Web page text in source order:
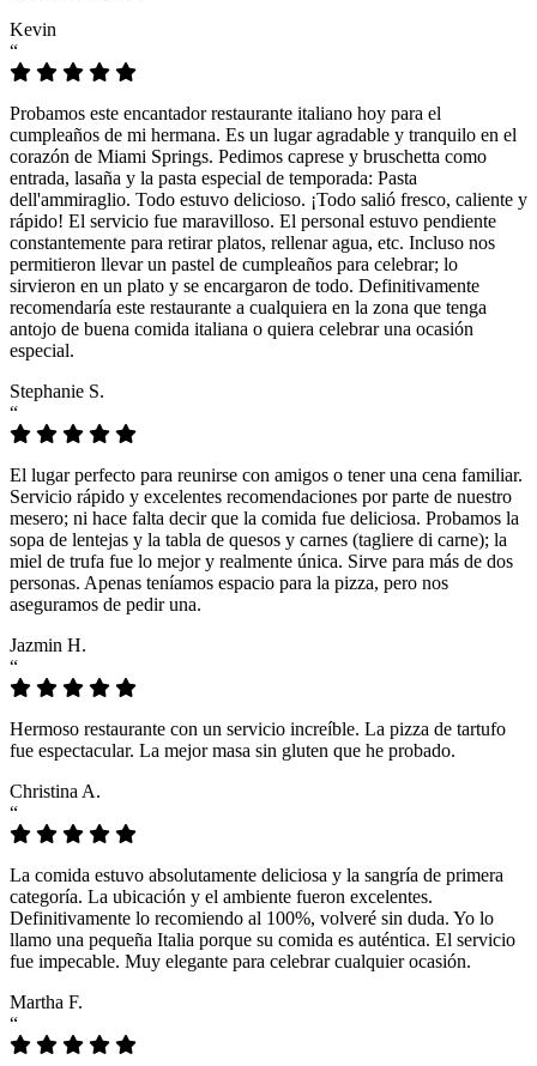
Kevin
“
Probamos este encantador restaurante italiano hoy para el
cumpleaños de mi hermana. Es un lugar agradable y tranquilo en el
corazón de Miami Springs. Pedimos caprese y bruschetta como
entrada, lasaña y la pasta especial de temporada: Pasta
dell'ammiraglio. Todo estuvo delicioso. ¡Todo salió fresco, caliente y
rápido! El servicio fue maravilloso. El personal estuvo pendiente
constantemente para retirar platos, rellenar agua, etc. Incluso nos
permitieron llevar un pastel de cumpleaños para celebrar; lo
sirvieron en un plato y se encargaron de todo. Definitivamente
recomendaría este restaurante a cualquiera en la zona que tenga
antojo de buena comida italiana o quiera celebrar una ocasión
especial.
Stephanie S.
“
El lugar perfecto para reunirse con amigos o tener una cena familiar.
Servicio rápido y excelentes recomendaciones por parte de nuestro
mesero; ni hace falta decir que la comida fue deliciosa. Probamos la
sopa de lentejas y la tabla de quesos y carnes (tagliere di carne); la
miel de trufa fue lo mejor y realmente única. Sirve para más de dos
personas. Apenas teníamos espacio para la pizza, pero nos
aseguramos de pedir una.
Jazmin H.
“
Hermoso restaurante con un servicio increíble. La pizza de tartufo
fue espectacular. La mejor masa sin gluten que he probado.
Christina A.
“
La comida estuvo absolutamente deliciosa y la sangría de primera
categoría. La ubicación y el ambiente fueron excelentes.
Definitivamente lo recomiendo al 100%, volveré sin duda. Yo lo
llamo una pequeña Italia porque su comida es auténtica. El servicio
fue impecable. Muy elegante para celebrar cualquier ocasión.
Martha F.
“